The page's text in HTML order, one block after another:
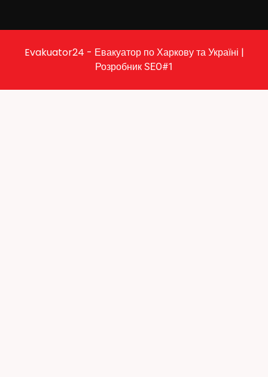
Evakuator24 - Евакуатор по Харкову та Україні |
Розробник SEO#1